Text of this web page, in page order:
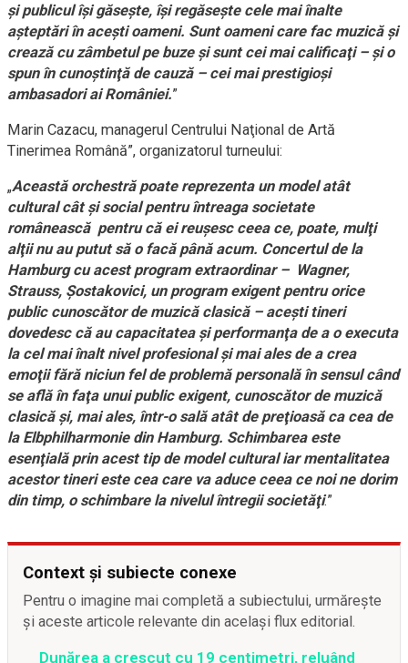
şi publicul îşi găseşte, îşi regăseşte cele mai înalte
aşteptări în aceşti oameni. Sunt oameni care fac muzică şi
crează cu zâmbetul pe buze şi sunt cei mai calificaţi – şi o
spun în cunoştinţă de cauză – cei mai prestigioşi
ambasadori ai României.”
Marin Cazacu, managerul Centrului Naţional de Artă
Tinerimea Română”, organizatorul turneului:
„Această orchestră poate reprezenta un model atât
cultural cât şi social pentru întreaga societate
românească pentru că ei reuşesc ceea ce, poate, mulţi
alţii nu au putut să o facă până acum. Concertul de la
Hamburg cu acest program extraordinar – Wagner,
Strauss, Şostakovici, un program exigent pentru orice
public cunoscător de muzică clasică – aceşti tineri
dovedesc că au capacitatea şi performanţa de a o executa
la cel mai înalt nivel profesional şi mai ales de a crea
emoţii fără niciun fel de problemă personală în sensul când
se află în faţa unui public exigent, cunoscător de muzică
clasică şi, mai ales, într-o sală atât de preţioasă ca cea de
la Elbphilharmonie din Hamburg. Schimbarea este
esenţială prin acest tip de model cultural iar mentalitatea
acestor tineri este cea care va aduce ceea ce noi ne dorim
din timp, o schimbare la nivelul întregii societăţi.”
Context și subiecte conexe
Pentru o imagine mai completă a subiectului, urmărește
și aceste articole relevante din același flux editorial.
Dunărea a crescut cu 19 centimetri, reluând